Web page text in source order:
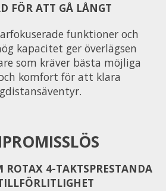
FÖR ATT GÅ LÅNGT
funktioner och
kapacitet ger överlägsen
som kräver bästa möjliga
komfort för att klara
ROTAX 4-TAKTSPRESTANDA